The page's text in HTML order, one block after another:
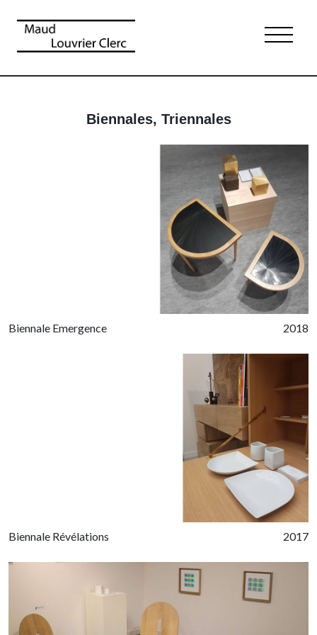
Biennales, Triennales
Biennale Emergence 2018
Biennale Révélations 2017